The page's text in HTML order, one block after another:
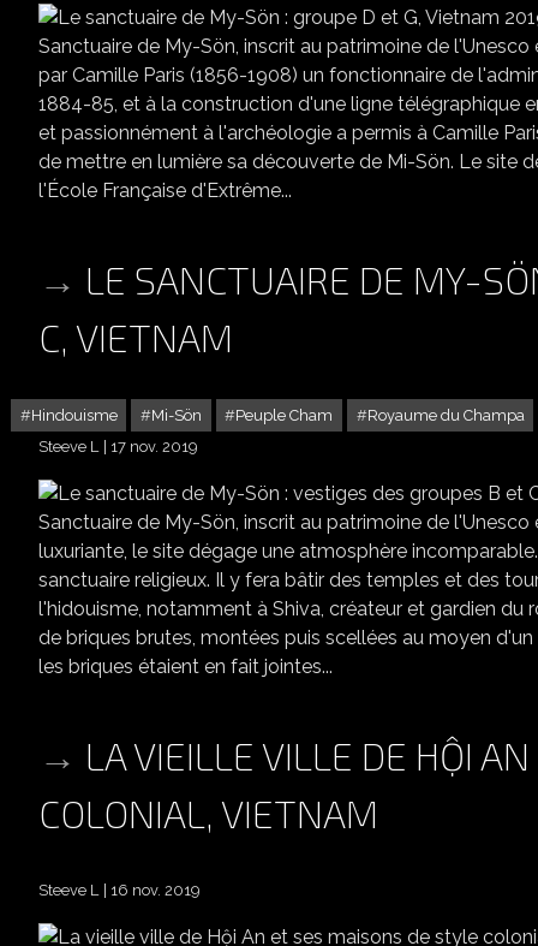
Sanctuaire de My-Sön, inscrit au patrimoine de
par Camille Paris (1856-1908) un fonctionnaire de
1884-85, et à la construction d'une ligne télégraphique
et passionnément à l'archéologie a permis à Camille
de mettre en lumière sa découverte de Mi-Sön. Le site
l'École Française d'Extrême...
LE SANCTUAIRE DE MY-
C, VIETNAM
Hindouisme Mi-Sön Peuple Cham
Royaume du Champa
Steeve L
17 nov. 2019
Sanctuaire de My-Sön, inscrit au patrimoine de
luxuriante, le site dégage une atmosphère
sanctuaire religieux. Il y fera bâtir des temples et des
l'hidouisme, notamment à Shiva, créateur et gardien
de briques brutes, montées puis scellées au moyen
les briques étaient en fait jointes...
LA VIEILLE VILLE DE HỘI
COLONIAL, VIETNAM
Steeve L 16 nov. 2019